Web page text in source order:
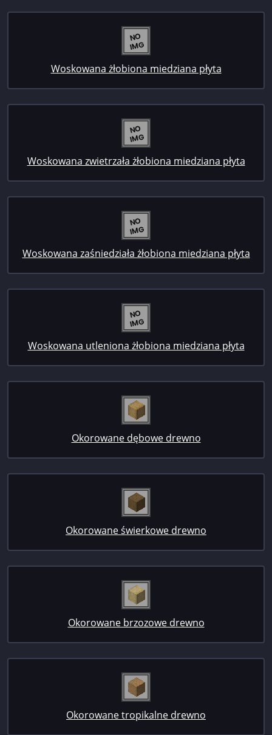
Woskowana żłobiona miedziana płyta
Woskowana zwietrzała żłobiona miedziana płyta
Woskowana zaśniedziała żłobiona miedziana płyta
Woskowana utleniona żłobiona miedziana płyta
Okorowane dębowe drewno
Okorowane świerkowe drewno
Okorowane brzozowe drewno
Okorowane tropikalne drewno